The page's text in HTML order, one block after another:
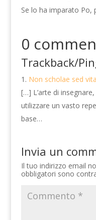
Se lo ha imparato Po,
0
Trackback/
Non scholae sed
[…] L’arte di
utilizzare un vasto
base…
Invia un
Il tuo indirizzo email
obbligatori sono